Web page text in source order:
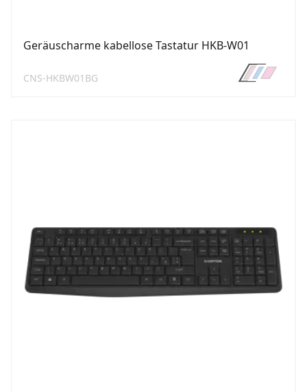
Geräuscharme kabellose Tastatur HKB-W01
CNS-HKBW01BG